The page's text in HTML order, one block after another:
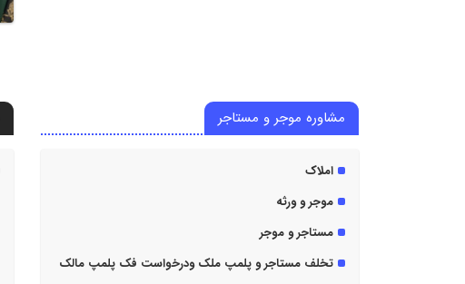
مشاوره موجر و مستاجر
املاک
موجر و ورثه
مستاجر و موجر
تخلف مستاجر و پلمپ ملک ودرخواست فک پلمپ مالک